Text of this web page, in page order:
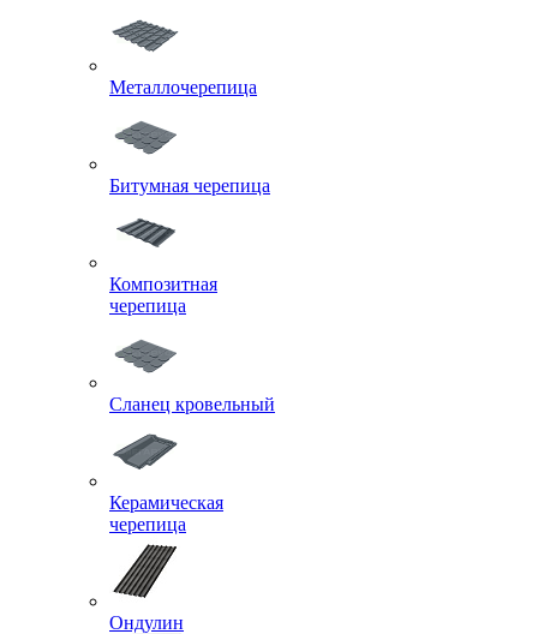
Металлочерепица
Битумная черепица
Композитная
черепица
Сланец кровельный
Керамическая
черепица
Ондулин